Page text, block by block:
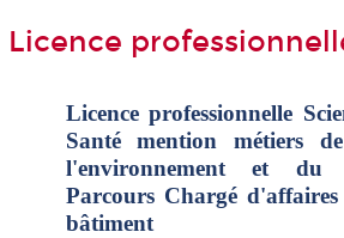
Licence
Licence professionnelle
Santé mention métiers
l'environnement et du
Parcours Chargé
bâtiment